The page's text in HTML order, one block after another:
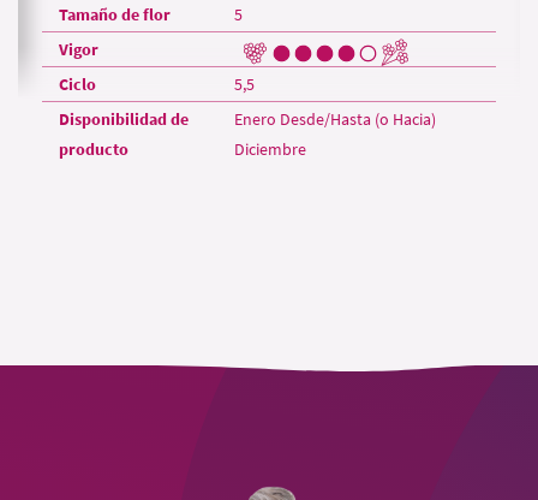
Tamaño de flor
5
Vigor
Ciclo
5,5
Disponibilidad de
producto
Enero Desde/Hasta (o Hacia)
Diciembre